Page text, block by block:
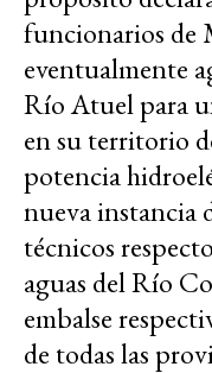
funcionarios de
eventualmente
Río Atuel para
en su territorio
potencia
nueva instancia
técnicos
aguas del Río
embalse
de todas las